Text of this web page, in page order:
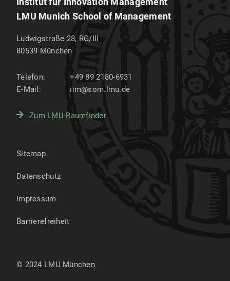
LMU Munich School of Management
Ludwigstraße 28, RG/III
80539 München
Telefon:
+49 89 2180-6931
E-Mail:
iim@som.lmu.de
Zum LMU-Raumfinder
Sitemap
Datenschutz
Impressum
Barrierefreiheit
© 2024 LMU München